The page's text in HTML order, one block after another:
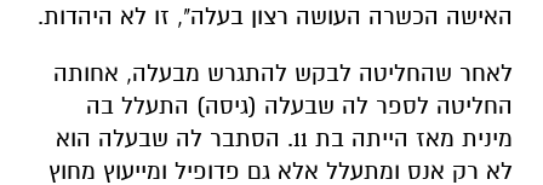
האישה הכשרה העושה רצון בעלה", זו לא היהדות.
לאחר שהחליטה לבקש להתגרש מבעלה, אחותה
החליטה לספר לה שבעלה (גיסה) התעלל בה
מינית מאז הייתה בת 11. הסתבר לה שבעלה הוא
לא רק אנס ומתעלל אלא גם פדופיל ומייעוץ מחוץ